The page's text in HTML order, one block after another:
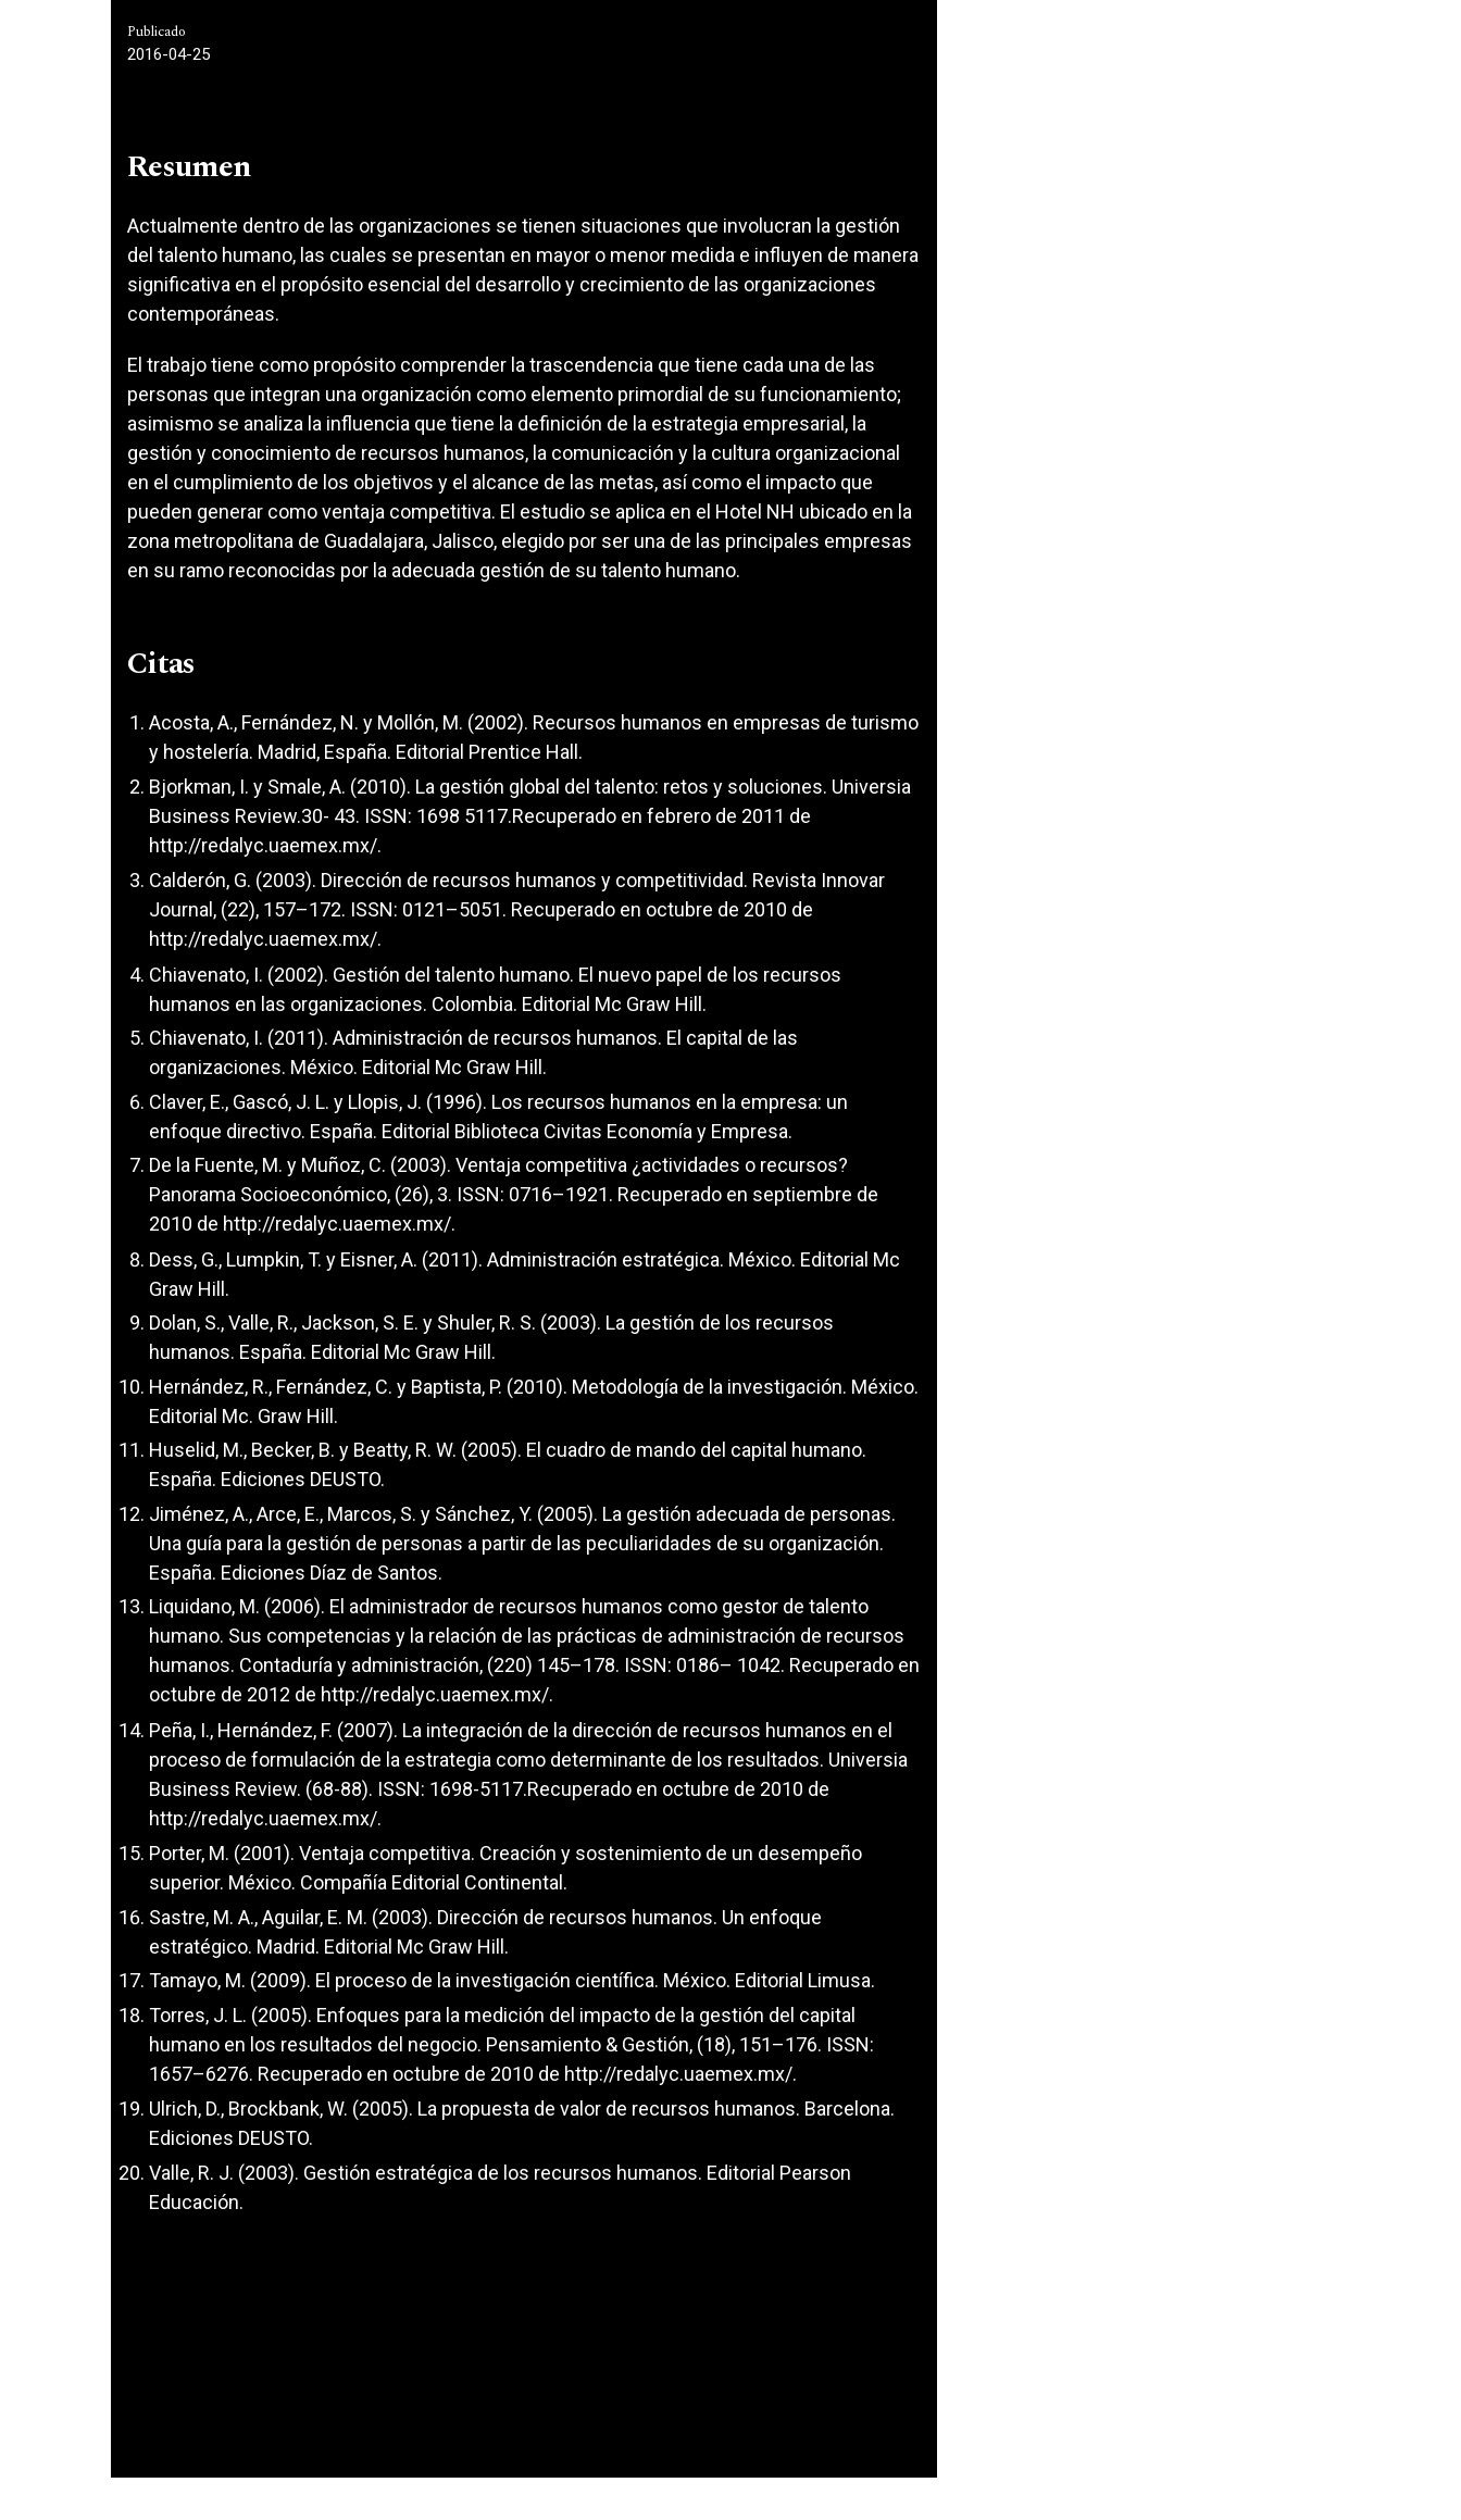
Publicado
2016-04-25
Resumen
Actualmente dentro de las organizaciones se tienen situaciones que involucran la gestión
del talento humano, las cuales se presentan en mayor o menor medida e influyen de manera
significativa en el propósito esencial del desarrollo y crecimiento de las organizaciones
contemporáneas.
El trabajo tiene como propósito comprender la trascendencia que tiene cada una de las
personas que integran una organización como elemento primordial de su funcionamiento;
asimismo se analiza la influencia que tiene la definición de la estrategia empresarial, la
gestión y conocimiento de recursos humanos, la comunicación y la cultura organizacional
en el cumplimiento de los objetivos y el alcance de las metas, así como el impacto que
pueden generar como ventaja competitiva. El estudio se aplica en el Hotel NH ubicado en la
zona metropolitana de Guadalajara, Jalisco, elegido por ser una de las principales empresas
en su ramo reconocidas por la adecuada gestión de su talento humano.
Citas
Acosta, A., Fernández, N. y Mollón, M. (2002). Recursos humanos en empresas de turismo
y hostelería. Madrid, España. Editorial Prentice Hall.
Bjorkman, I. y Smale, A. (2010). La gestión global del talento: retos y soluciones. Universia
Business Review.30- 43. ISSN: 1698 5117.Recuperado en febrero de 2011 de
http://redalyc.uaemex.mx/.
Calderón, G. (2003). Dirección de recursos humanos y competitividad. Revista Innovar
Journal, (22), 157–172. ISSN: 0121–5051. Recuperado en octubre de 2010 de
http://redalyc.uaemex.mx/.
Chiavenato, I. (2002). Gestión del talento humano. El nuevo papel de los recursos
humanos en las organizaciones. Colombia. Editorial Mc Graw Hill.
Chiavenato, I. (2011). Administración de recursos humanos. El capital de las
organizaciones. México. Editorial Mc Graw Hill.
Claver, E., Gascó, J. L. y Llopis, J. (1996). Los recursos humanos en la empresa: un
enfoque directivo. España. Editorial Biblioteca Civitas Economía y Empresa.
De la Fuente, M. y Muñoz, C. (2003). Ventaja competitiva ¿actividades o recursos?
Panorama Socioeconómico, (26), 3. ISSN: 0716–1921. Recuperado en septiembre de
2010 de http://redalyc.uaemex.mx/.
Dess, G., Lumpkin, T. y Eisner, A. (2011). Administración estratégica. México. Editorial Mc
Graw Hill.
Dolan, S., Valle, R., Jackson, S. E. y Shuler, R. S. (2003). La gestión de los recursos
humanos. España. Editorial Mc Graw Hill.
Hernández, R., Fernández, C. y Baptista, P. (2010). Metodología de la investigación. México.
Editorial Mc. Graw Hill.
Huselid, M., Becker, B. y Beatty, R. W. (2005). El cuadro de mando del capital humano.
España. Ediciones DEUSTO.
Jiménez, A., Arce, E., Marcos, S. y Sánchez, Y. (2005). La gestión adecuada de personas.
Una guía para la gestión de personas a partir de las peculiaridades de su organización.
España. Ediciones Díaz de Santos.
Liquidano, M. (2006). El administrador de recursos humanos como gestor de talento
humano. Sus competencias y la relación de las prácticas de administración de recursos
humanos. Contaduría y administración, (220) 145–178. ISSN: 0186– 1042. Recuperado en
octubre de 2012 de http://redalyc.uaemex.mx/.
Peña, I., Hernández, F. (2007). La integración de la dirección de recursos humanos en el
proceso de formulación de la estrategia como determinante de los resultados. Universia
Business Review. (68-88). ISSN: 1698-5117.Recuperado en octubre de 2010 de
http://redalyc.uaemex.mx/.
Porter, M. (2001). Ventaja competitiva. Creación y sostenimiento de un desempeño
superior. México. Compañía Editorial Continental.
Sastre, M. A., Aguilar, E. M. (2003). Dirección de recursos humanos. Un enfoque
estratégico. Madrid. Editorial Mc Graw Hill.
Tamayo, M. (2009). El proceso de la investigación científica. México. Editorial Limusa.
Torres, J. L. (2005). Enfoques para la medición del impacto de la gestión del capital
humano en los resultados del negocio. Pensamiento & Gestión, (18), 151–176. ISSN:
1657–6276. Recuperado en octubre de 2010 de http://redalyc.uaemex.mx/.
Ulrich, D., Brockbank, W. (2005). La propuesta de valor de recursos humanos. Barcelona.
Ediciones DEUSTO.
Valle, R. J. (2003). Gestión estratégica de los recursos humanos. Editorial Pearson
Educación.